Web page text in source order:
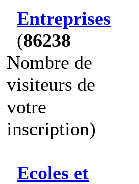
Entreprises
(86238
Nombre de
visiteurs de
votre
inscription)
Ecoles et